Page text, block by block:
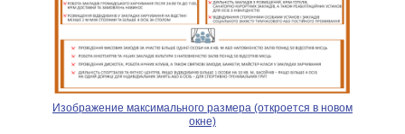
Изображение максимального размера (откроется в новом
окне)